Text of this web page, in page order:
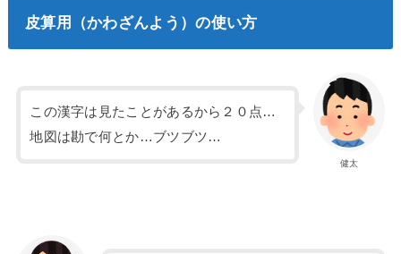
皮算用（かわざんよう）の使い方
健太
この漢字は見たことがあるから２０点…
地図は勘で何とか…ブツブツ…